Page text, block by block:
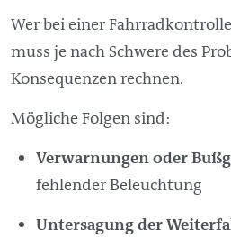
Wer bei einer
muss je nach Schwere des
Konsequenzen rechnen.
Mögliche Folgen sind:
Verwarnungen oder
fehlender Beleuchtung
Untersagung der